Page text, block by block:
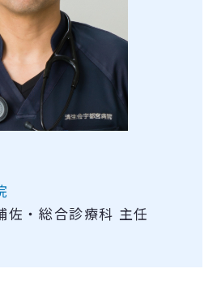
佐・総合診療科 主任